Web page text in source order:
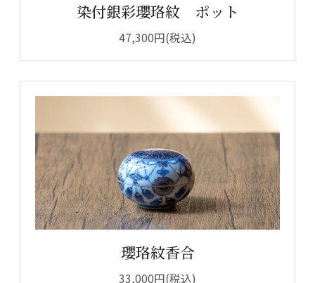
染付銀彩瓔珞紋 ポット
47,300円(税込)
瓔珞紋香合
33,000円(税込)